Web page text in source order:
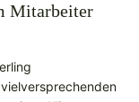
Mitarbeiter